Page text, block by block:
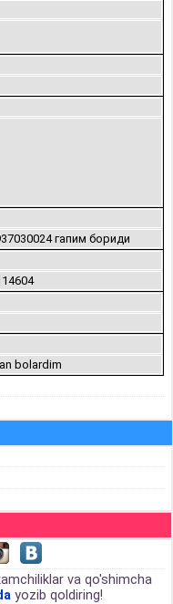
гапим бориди
bolardim
va qo'shimcha
yozib qoldiring!